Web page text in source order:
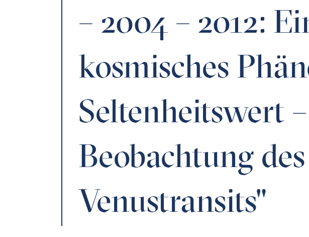
– 2004 – 2012:
kosmisches
Seltenheitswert –
Beobachtung des
Venustransits"